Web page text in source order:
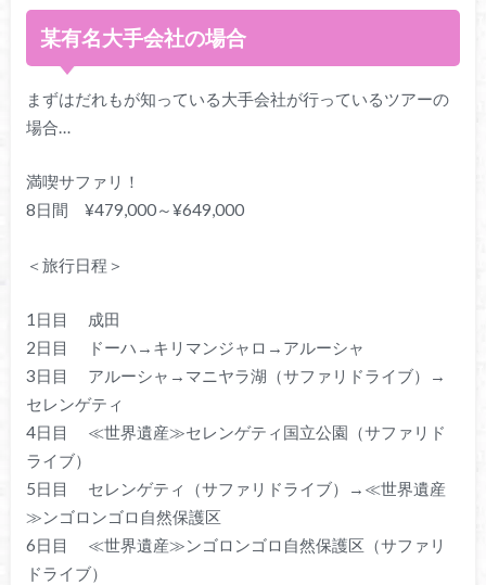
某有名大手会社の場合
まずはだれもが知っている大手会社が行っているツアーの
場合…
満喫サファリ！
8日間 ¥479,000～¥649,000
＜旅行日程＞
1日目 成田
2日目 ドーハ→キリマンジャロ→アルーシャ
3日目 アルーシャ→マニヤラ湖（サファリドライブ）→
セレンゲティ
4日目 ≪世界遺産≫セレンゲティ国立公園（サファリド
ライブ）
5日目 セレンゲティ（サファリドライブ）→≪世界遺産
≫ンゴロンゴロ自然保護区
6日目 ≪世界遺産≫ンゴロンゴロ自然保護区（サファリ
ドライブ）